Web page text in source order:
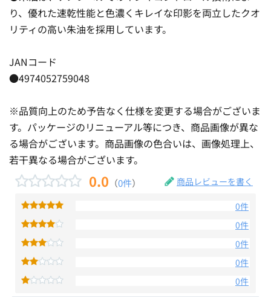
り、優れた速乾性能と色濃くキレイな印影を両立したクオ
リティの高い朱油を採用しています。
JANコード
●4974052759048
※品質向上のため予告なく仕様を変更する場合がございま
す。パッケージのリニューアル等につき、商品画像が異な
る場合がございます。商品画像の色合いは、画像処理上、
若干異なる場合がございます。
0.0 （0件） 商品レビューを書く
0件
0件
0件
0件
0件